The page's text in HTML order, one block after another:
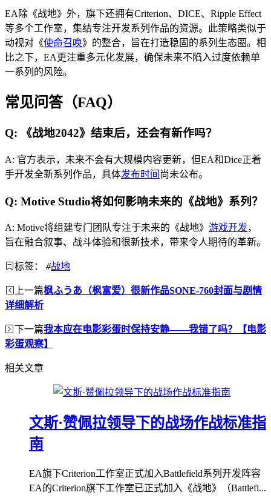
EA除《战地》外，旗下还拥有Criterion、DICE、Ripple Effect
等多个工作室，集结专注开发系列作品的资源。此策略类似于
动视对《使命召唤》的整合，旨在打造稳固的系列生态圈。相
比之下，EA更注重多元化发展，确保未来不陷入过度依赖单
一系列的风险。
常见问答（FAQ）
Q: 《战地2042》结束后，还会有新作吗？
A: 官方表示，未来不会有大规模内容更新，但EA和Dice正着
手开发全新系列作品，具体发布时间 尚未公布。
Q: Motive Studio将如何影响未来的《战地》系列？
A: Motive将组建专门团队专注于未来的《战地》 游戏开发，
旨在融合叙事、战斗体验和很新技术，带来令人期待的革新。
标签： #战地
上一篇枫ふうあ（枫富爱）很新作品SONE-760封面与剧情
详细解析
下一篇我本应在电影彩蛋时保持安静——我错了吗？【电影
彩蛋观察】
相关文章
文斯·赞佩拉领导下的战场作战标准指
南
EA旗下Criterion工作室正式加入Battlefield系列开发阵容
EA的Criterion旗下工作室已正式加入《战地》（Battlefi...